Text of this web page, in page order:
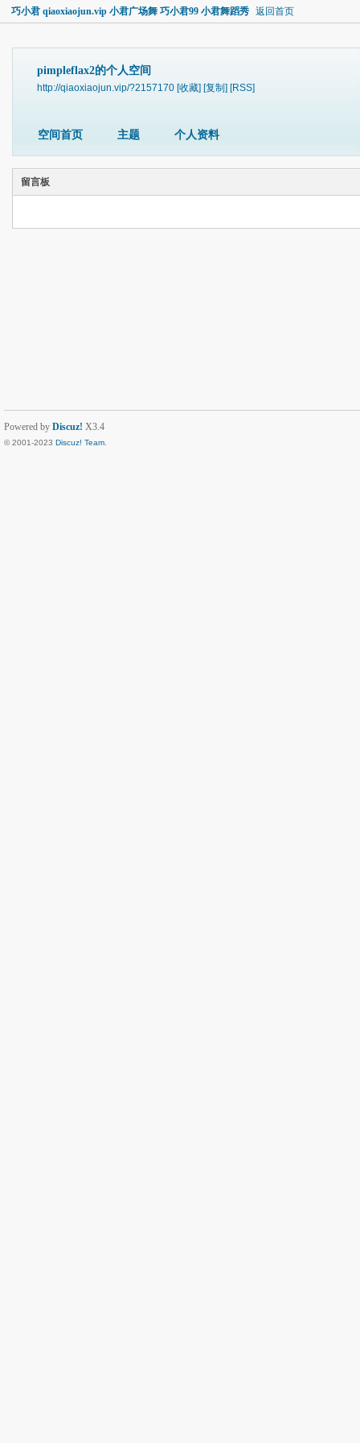
巧小君 qiaoxiaojun.vip 小君广场舞 巧小君99 小君舞蹈秀 返回首页
pimpleflax2的个人空间
http://qiaoxiaojun.vip/?2157170 [收藏] [复制] [RSS]
空间首页 主题 个人资料
留言板
Powered by Discuz! X3.4
© 2001-2023 Discuz! Team